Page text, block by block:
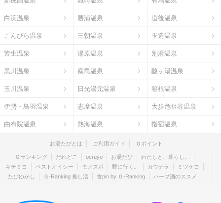
白浜温泉 勝浦温泉 道後温泉
こんぴら温泉 三朝温泉 玉造温泉
皆生温泉 湯原温泉 別府温泉
黒川温泉 霧島温泉 酸ヶ湯温泉
玉川温泉 日光湯元温泉 箱根温泉
伊勢・鳥羽温泉 志摩温泉 大歩危祖谷温泉
由布院温泉 熱海温泉 指宿温泉
お湯たびとは ご利用ガイド Ｇポイント
Ｇランキング だれどこ ocruyo お湯たび
わたしと、暮らし。
キテミヨ
ベストオイシー モノスポ 野に行く。 カウナラ
ミツケヨ
たびゆかし
Ｇ-Ranking 推し活 食pin by Ｇ-Ranking ハーブ酒のススメ